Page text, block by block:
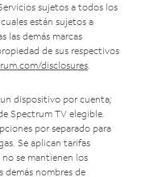
sujetos a todos los
están sujetos a
las demás marcas
de sus respectivos
disclosures.
dispositivo por cuenta;
Spectrum TV elegible.
por separado para
Se aplican tarifas
se mantienen los
demás nombres de